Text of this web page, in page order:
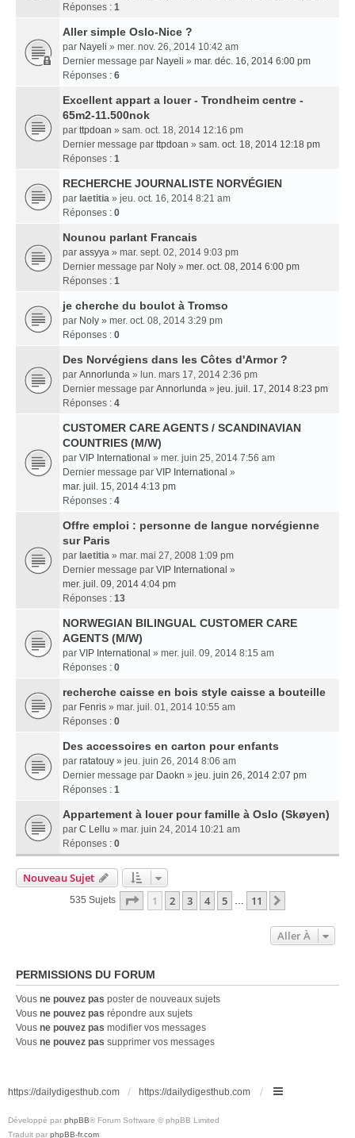
Réponses : 1
Aller simple Oslo-Nice ?
par Nayeli » mer. nov. 26, 2014 10:42 am
Dernier message par Nayeli » mar. déc. 16, 2014 6:00 pm
Réponses : 6
Excellent appart a louer - Trondheim centre -
65m2-11.500nok
par ttpdoan » sam. oct. 18, 2014 12:16 pm
Dernier message par ttpdoan » sam. oct. 18, 2014 12:18 pm
Réponses : 1
RECHERCHE JOURNALISTE NORVÉGIEN
par laetitia » jeu. oct. 16, 2014 8:21 am
Réponses : 0
Nounou parlant Francais
par assyya » mar. sept. 02, 2014 9:03 pm
Dernier message par Noly » mer. oct. 08, 2014 6:00 pm
Réponses : 1
je cherche du boulot à Tromso
par Noly » mer. oct. 08, 2014 3:29 pm
Réponses : 0
Des Norvégiens dans les Côtes d'Armor ?
par Annorlunda » lun. mars 17, 2014 2:36 pm
Dernier message par Annorlunda » jeu. juil. 17, 2014 8:23 pm
Réponses : 4
CUSTOMER CARE AGENTS / SCANDINAVIAN
COUNTRIES (M/W)
par VIP International » mer. juin 25, 2014 7:56 am
Dernier message par VIP International »
mar. juil. 15, 2014 4:13 pm
Réponses : 4
Offre emploi : personne de langue norvégienne
sur Paris
par laetitia » mar. mai 27, 2008 1:09 pm
Dernier message par VIP International »
mer. juil. 09, 2014 4:04 pm
Réponses : 13
NORWEGIAN BILINGUAL CUSTOMER CARE
AGENTS (M/W)
par VIP International » mer. juil. 09, 2014 8:15 am
Réponses : 0
recherche caisse en bois style caisse a bouteille
par Fenris » mar. juil. 01, 2014 10:55 am
Réponses : 0
Des accessoires en carton pour enfants
par ratatouy » jeu. juin 26, 2014 8:06 am
Dernier message par Daokn » jeu. juin 26, 2014 2:07 pm
Réponses : 1
Appartement à louer pour famille à Oslo (Skøyen)
par C Lellu » mar. juin 24, 2014 10:21 am
Réponses : 0
Nouveau Sujet
535 Sujets Page 1Sur
1 2 3 4 5 … 11
Aller À
PERMISSIONS DU FORUM
Vous ne pouvez pas poster de nouveaux sujets
Vous ne pouvez pas répondre aux sujets
Vous ne pouvez pas modifier vos messages
Vous ne pouvez pas supprimer vos messages
https://dailydigesthub.com https://dailydigesthub.com
Développé par phpBB® Forum Software © phpBB Limited
Traduit par phpBB-fr.com